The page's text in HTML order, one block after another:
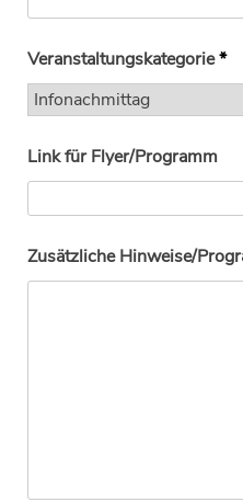
Veranstaltungskategorie*
Link für Flyer/Programm
Zusätzliche Hinweise/